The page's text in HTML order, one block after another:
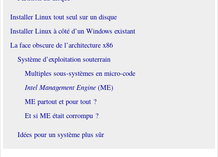
Installer Linux tout seul sur un disque
Installer Linux à côté d’un Windows existant
La face obscure de l’architecture x86
Système d’exploitation souterrain
Multiples sous-systèmes en micro-code
Intel Management Engine (ME)
ME partout et pour tout ?
Et si ME était corrompu ?
Idées pour un système plus sûr